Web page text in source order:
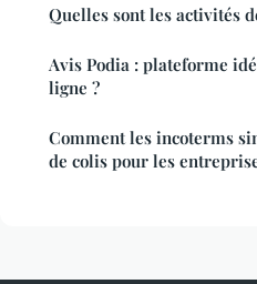
Quelles sont les activités
Avis Podia : plateforme
ligne ?
Comment les incoterms
de colis pour les